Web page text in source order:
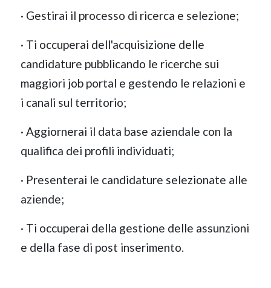
· Gestirai il processo di ricerca e selezione;
· Ti occuperai dell'acquisizione delle
candidature pubblicando le ricerche sui
maggiori job portal e gestendo le relazioni e
i canali sul territorio;
· Aggiornerai il data base aziendale con la
qualifica dei profili individuati;
· Presenterai le candidature selezionate alle
aziende;
· Ti occuperai della gestione delle assunzioni
e della fase di post inserimento.